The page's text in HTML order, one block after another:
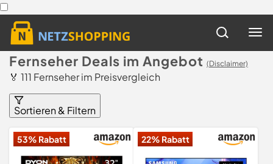
Fernseher Deals im Angebot (Disclaimer)
🏅 111 Fernseher im Preisvergleich
Sortieren & Filtern
53% Rabatt 22% Rabatt